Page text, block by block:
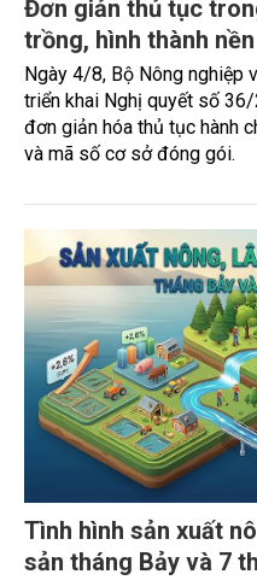
dựng thương hiệu trên nền
TIN TỨC
Đơn giản thủ tục
trồng, hình thành
Ngày 4/8, Bộ Nông nghiệp
triển khai Nghị quyết số 36/
đơn giản hóa thủ tục hành
và mã số cơ sở đóng gói.